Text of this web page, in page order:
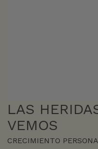
LAS
VEMOS
CRECIMIENTO